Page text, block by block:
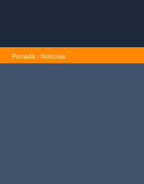
Portada › Noticias